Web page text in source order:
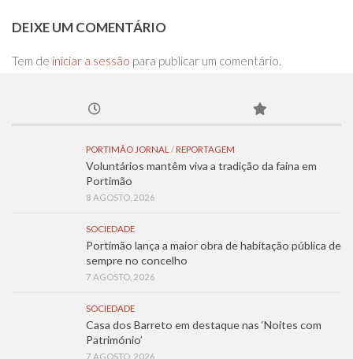
DEIXE UM COMENTÁRIO
Tem de iniciar a sessão para publicar um comentário.
PORTIMÃO JORNAL / REPORTAGEM
Voluntários mantêm viva a tradição da faina em
Portimão
8 AGOSTO, 2026
SOCIEDADE
Portimão lança a maior obra de habitação pública de
sempre no concelho
7 AGOSTO, 2026
SOCIEDADE
Casa dos Barreto em destaque nas ‘Noites com
Património’
7 AGOSTO, 2026